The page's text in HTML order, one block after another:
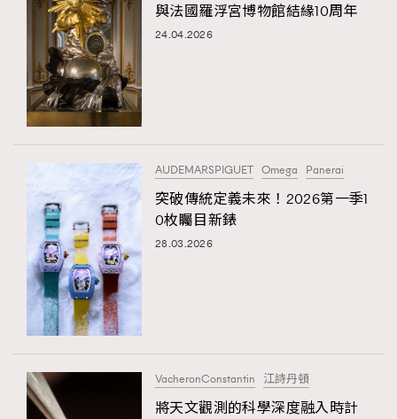
nmg.com.hk/privacy) 閱讀本公司的私隱政策聲明。
本人願意接收新傳媒集團的最新消息及其他宣傳資訊，本人同意
新傳媒集團使用本人的個人資料於任何推廣用途。
About us Collaboration Opportunity
Japan | Portugal | Spain
與法國羅浮宮博物館結緣10周年
24.04.2026
AUDEMARSPIGUET Omega Panerai
突破傳統定義未來！2026第一季1
0枚矚目新錶
28.03.2026
VacheronConstantin 江詩丹頓
將天文觀測的科學深度融入時計